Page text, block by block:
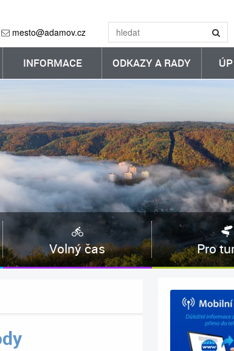
mesto@adamov.cz
INFORMACE ODKAZY A RADY
Volný čas Pro